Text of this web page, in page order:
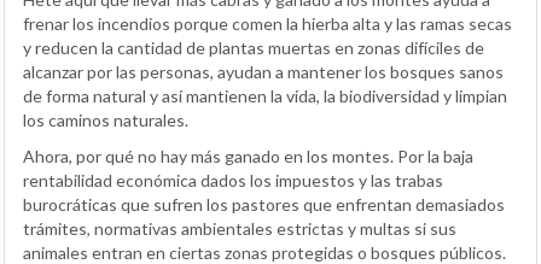
frenar los incendios porque comen la hierba alta y las ramas secas
y reducen la cantidad de plantas muertas en zonas difíciles de
alcanzar por las personas, ayudan a mantener los bosques sanos
de forma natural y así mantienen la vida, la biodiversidad y limpian
los caminos naturales.
Ahora, por qué no hay más ganado en los montes. Por la baja
rentabilidad económica dados los impuestos y las trabas
burocráticas que sufren los pastores que enfrentan demasiados
trámites, normativas ambientales estrictas y multas si sus
animales entran en ciertas zonas protegidas o bosques públicos.